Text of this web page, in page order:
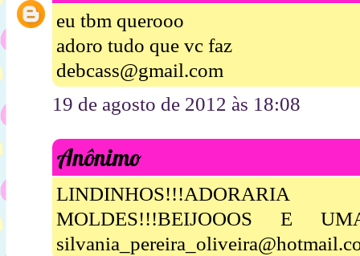
eu tbm querooo
adoro tudo que vc faz
debcass@gmail.com
19 de agosto de 2012 às 18:08
Anônimo
MOLDES!!!BEIJOOOS E